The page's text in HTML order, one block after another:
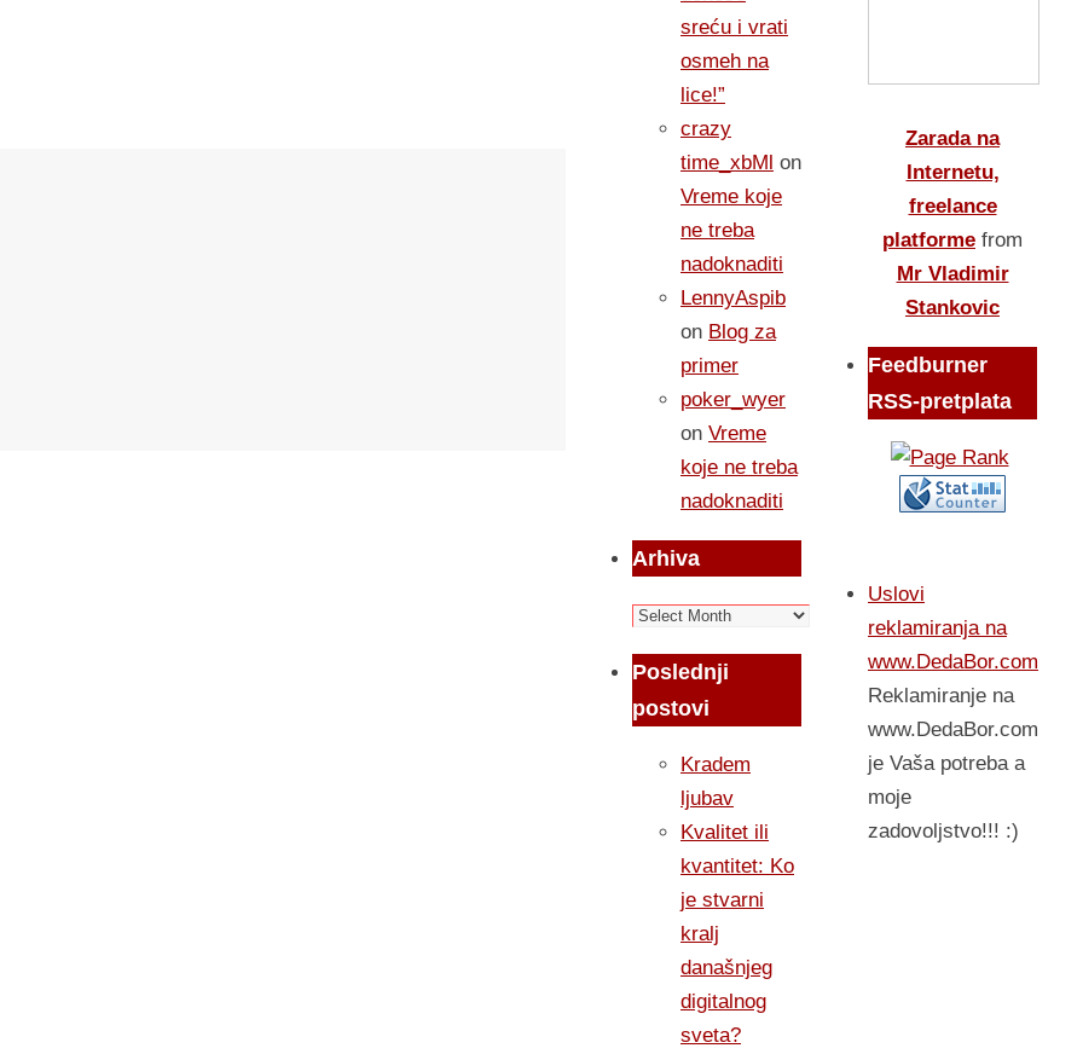
sreću i vrati
osmeh na
lice!”
crazy
time_xbMl on
Vreme koje
ne treba
nadoknaditi
LennyAspib
on Blog za
primer
poker_wyer
on Vreme
koje ne treba
nadoknaditi
Arhiva
Arhiva
Poslednji
postovi
Kradem
ljubav
Kvalitet ili
kvantitet: Ko
je stvarni
kralj
današnjeg
digitalnog
sveta?
Zarada na
Internetu,
freelance
platforme from
Mr Vladimir
Stankovic
Feedburner
RSS-pretplata
Uslovi
reklamiranja na
www.DedaBor.com
Reklamiranje na
www.DedaBor.com
je Vaša potreba a
moje
zadovoljstvo!!! :)